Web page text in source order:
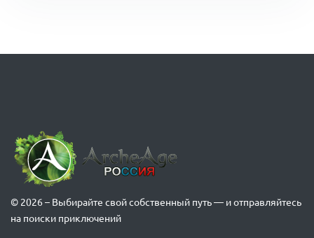
© 2026 – Выбирайте свой собственный путь — и отправляйтесь
на поиски приключений